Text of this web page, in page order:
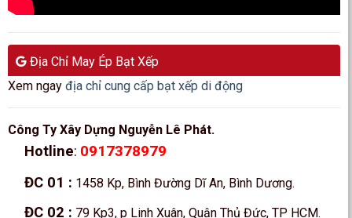
Địa Chỉ May Ép Bạt Xếp
Xem ngay địa chỉ cung cấp bạt xếp di động
Công Ty Xây Dựng Nguyễn Lê Phát.
Hotline: 0917378979
ĐC 01 : 1458 Kp, Bình Đường Dĩ An, Bình Dương.
ĐC 02 : 79 Kp3, p Linh Xuân, Quận Thủ Đức, TP HCM.